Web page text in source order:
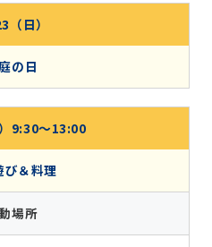
（日）
の日
9:30～13:00
び＆料理
場所